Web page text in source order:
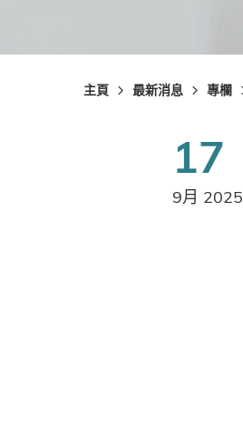
主頁 最新消息 專欄
17
9月 2025